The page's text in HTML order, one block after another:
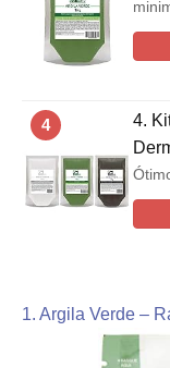
4
4.
1. Argila Verde –